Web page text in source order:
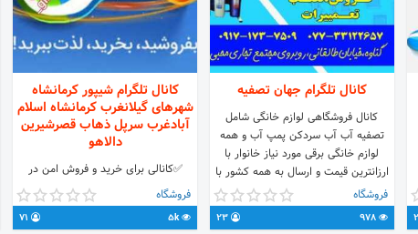
کانال تلگرام جهان تصفیه
کانال فروشگاهی لوازم خانگی شامل
تصفیه آب آب سردکن پمپ آب و همه
لوازم خانگی برقی مورد نیاز خانوار با
ارزانترین قیمت و ارسال به همه کشور با
گارانتی همه محصولات جهت رضایت
بیشتر شما همراهان محترم
فروشگاه
978
23
کانال تلگرام شیپور کرمانشاه
شهرهای گیلانغرب کرمانشاه اسلام
آبادغرب سرپل ذهاب قصرشیرین
دالاهو
✅کانالی برای خرید و فروش امن در
فضای مجازی همراه با مطالب و کلیپ
های زیبا برای تنوع ویژه استان کرمانشاه
👇👇 ⭕آنلاین بخرید و آنلاین بفروشید
فروشگاه
5k
71